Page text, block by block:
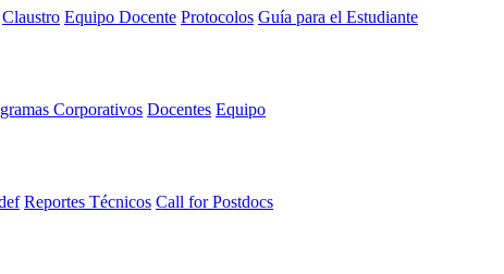
Claustro Equipo Docente Protocolos Guía para el Estudiante
Corporativos Docentes Equipo
Reportes Técnicos Call for Postdocs